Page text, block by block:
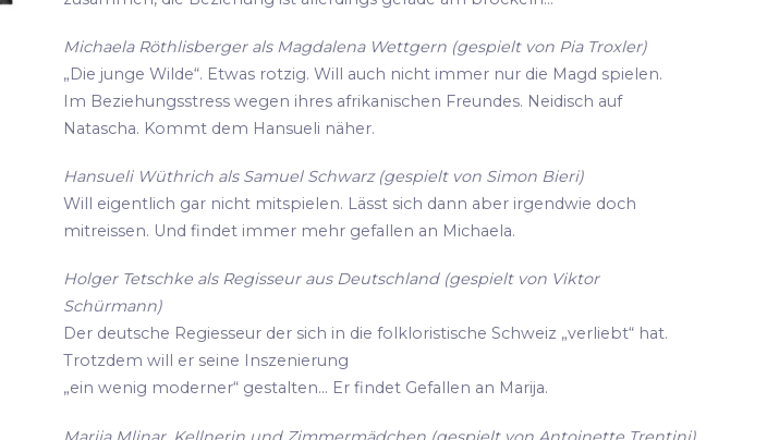
Michaela Röthlisberger als Magdalena Wettgern (gespielt von Pia Troxler)
„Die junge Wilde“. Etwas rotzig. Will auch nicht immer nur die Magd spielen.
Im Beziehungsstress wegen ihres afrikanischen Freundes. Neidisch auf
Natascha. Kommt dem Hansueli näher.
Hansueli Wüthrich als Samuel Schwarz (gespielt von Simon Bieri)
Will eigentlich gar nicht mitspielen. Lässt sich dann aber irgendwie doch
mitreissen. Und findet immer mehr gefallen an Michaela.
Holger Tetschke als Regisseur aus Deutschland (gespielt von Viktor
Schürmann)
Der deutsche Regiesseur der sich in die folkloristische Schweiz „verliebt“ hat.
Trotzdem will er seine Inszenierung
„ein wenig moderner“ gestalten... Er findet Gefallen an Marija.